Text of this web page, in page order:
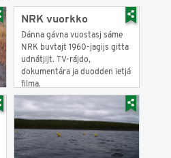
NRK vuorkko
Dánna gávna vuostasj sáme
NRK buvtajt 1960-jagijs gitta
udnátjijt. TV-rájdo,
dokumentára ja duodden ietjá
filma.